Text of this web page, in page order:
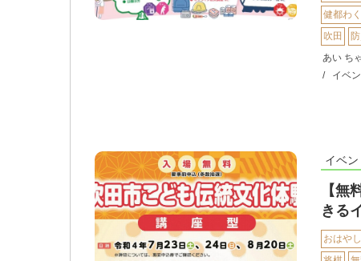
健都わ
吹田
あい ち
イベ
イベン
【無
きる
おはやし